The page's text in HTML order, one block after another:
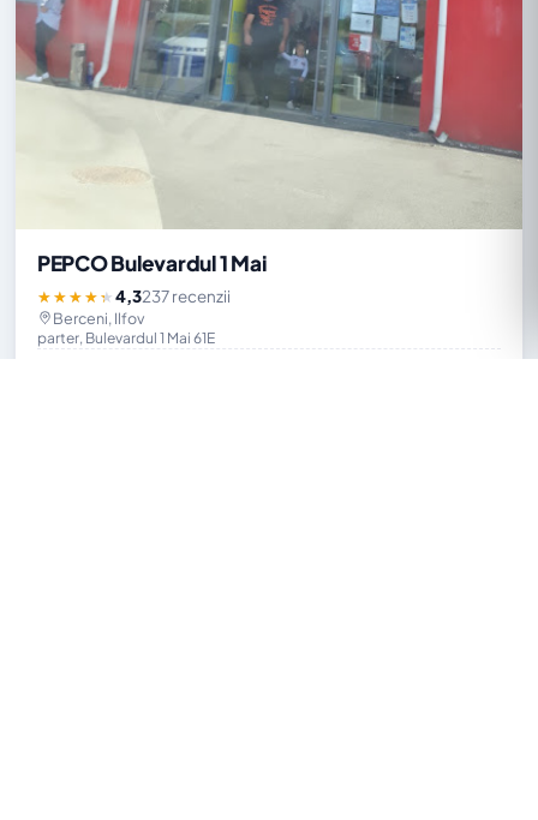
PEPCO Bulevardul 1 Mai
★★★★★4,3237 recenzii
Berceni, Ilfov
parter, Bulevardul 1 Mai 61E